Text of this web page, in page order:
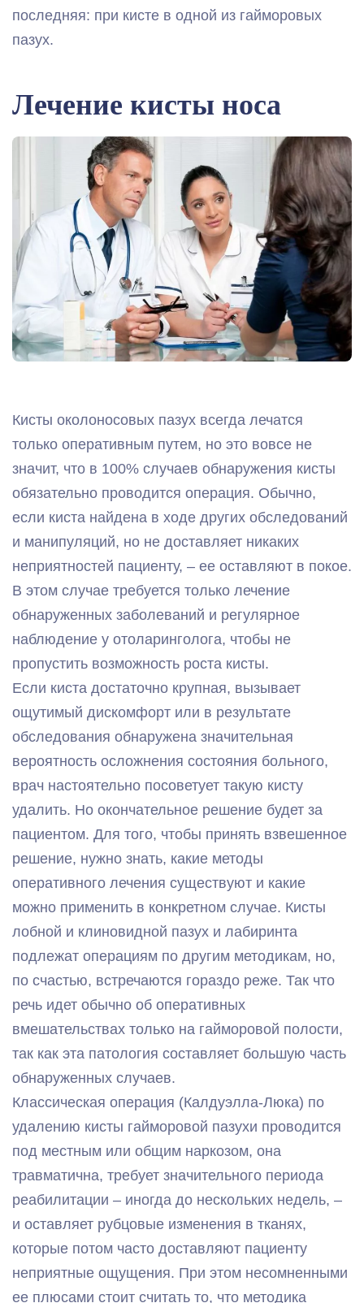
последняя: при кисте в одной из гайморовых
пазух.
Лечение кисты носа
Кисты околоносовых пазух всегда лечатся
только оперативным путем, но это вовсе не
значит, что в 100% случаев обнаружения кисты
обязательно проводится операция. Обычно,
если киста найдена в ходе других обследований
и манипуляций, но не доставляет никаких
неприятностей пациенту, – ее оставляют в покое.
В этом случае требуется только лечение
обнаруженных заболеваний и регулярное
наблюдение у отоларинголога, чтобы не
пропустить возможность роста кисты.
Если киста достаточно крупная, вызывает
ощутимый дискомфорт или в результате
обследования обнаружена значительная
вероятность осложнения состояния больного,
врач настоятельно посоветует такую кисту
удалить. Но окончательное решение будет за
пациентом. Для того, чтобы принять взвешенное
решение, нужно знать, какие методы
оперативного лечения существуют и какие
можно применить в конкретном случае. Кисты
лобной и клиновидной пазух и лабиринта
подлежат операциям по другим методикам, но,
по счастью, встречаются гораздо реже. Так что
речь идет обычно об оперативных
вмешательствах только на гайморовой полости,
так как эта патология составляет большую часть
обнаруженных случаев.
Классическая операция (Калдуэлла-Люка) по
удалению кисты гайморовой пазухи проводится
под местным или общим наркозом, она
травматична, требует значительного периода
реабилитации – иногда до нескольких недель, –
и оставляет рубцовые изменения в тканях,
которые потом часто доставляют пациенту
неприятные ощущения. При этом несомненными
ее плюсами стоит считать то, что методика